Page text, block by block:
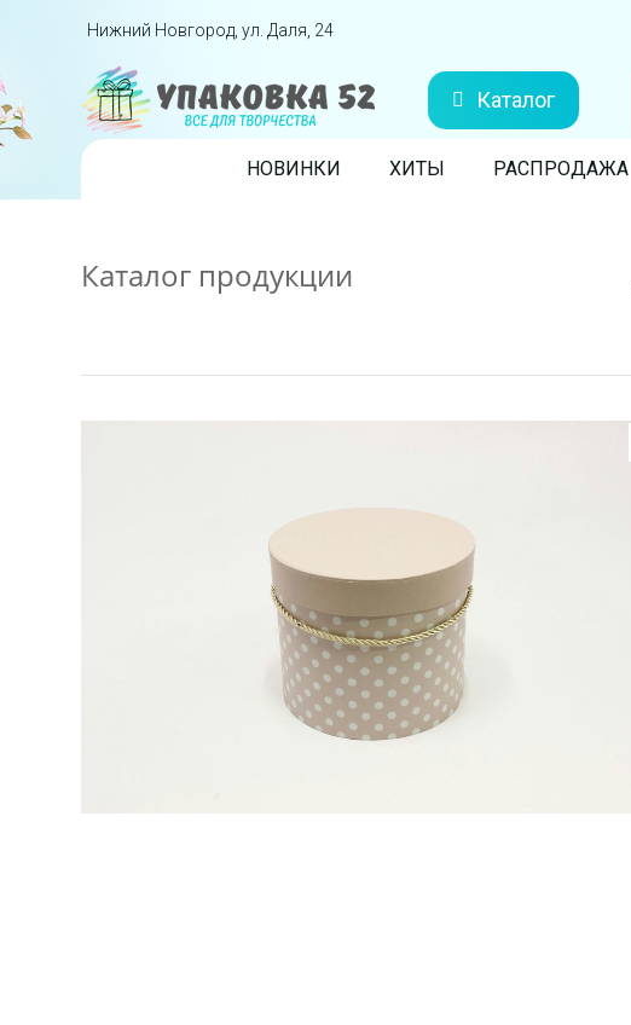
Перейти вниз
Нижний Новгород, ул. Даля, 24
Каталог
Skip to content
НОВИНКИ ХИТЫ РАСПРОДАЖА
Каталог продукции